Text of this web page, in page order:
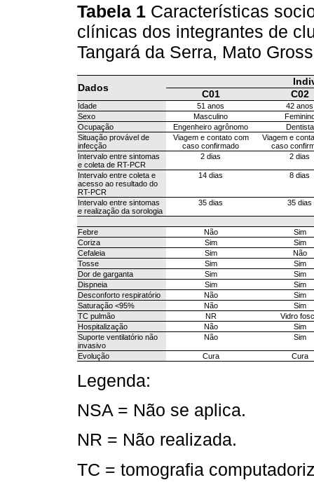
Tabela 1 Características
clínicas dos integrantes de
Tangará da Serra, Mato
Dados
C01
C02
Idade 51 anos
42 anos
Sexo
Masculino
Ocupação
Engenheiro agrônomo
Dentista
Situação provável de
infecção
Viagem e contato com
caso confirmado
Viagem e
caso
Intervalo entre sintomas
e coleta de RT-PCR
2 dias 2 dias
Intervalo entre coleta e
acesso ao resultado do
RT-PCR
14 dias 8 dias
Intervalo entre sintomas
e realização da sorologia
35 dias 35 dias
Febre Não
Sim
Coriza
Sim
Sim
Cefaleia
Sim
Não
Tosse
Sim
Sim
Dor de garganta
Sim
Sim
Dispneia
Sim
Sim
Desconforto respiratório
Não
Sim
Saturação <95%
Não
Sim
TC pulmão
NR
Vidro
Hospitalização
Não
Sim
Suporte ventilatório não
invasivo
Não Sim
Evolução Cura Cura
Legenda:
NSA = Não se aplica.
NR = Não realizada.
TC = tomografia